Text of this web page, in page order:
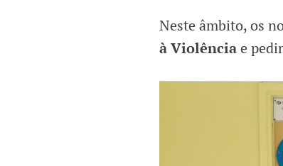
Neste âmbito, os
à Violênciae